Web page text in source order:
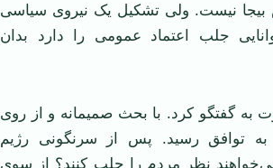
بیجا نیست. ولی تشکیل یک نیروی سیاسی
جلب اعتماد عمومی را دارد بدان
به گفتگو کرد. با بحث صمیمانه و از روی
به توافق رسید. پس از سرنگونی رژیم
نظر مردم را جلب کنند؟ از سوی